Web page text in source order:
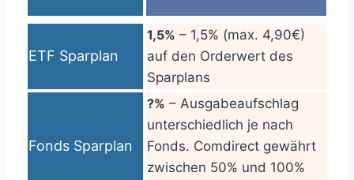
ETF Sparplan
1,5% – 1,5% (max. 4,90€)
auf den Orderwert des
Sparplans
Fonds Sparplan
?% – Ausgabeaufschlag
unterschiedlich je nach
Fonds. Comdirect gewährt
zwischen 50% und 100%